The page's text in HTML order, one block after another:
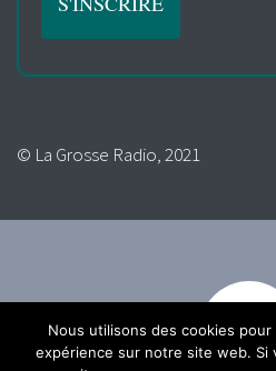
© La Grosse Radio, 2021
Nous utilisons des cookies
expérience sur notre site web. Si